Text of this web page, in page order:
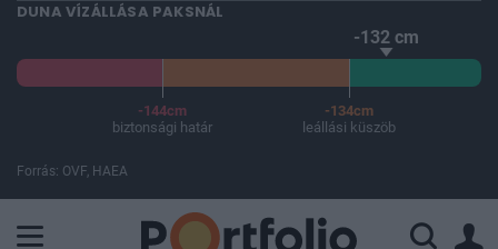
DUNA VÍZÁLLÁSA PAKSNÁL
-132 cm
-144cm
biztonsági határ
-134cm
leállási küszöb
Forrás: OVF, HAEA